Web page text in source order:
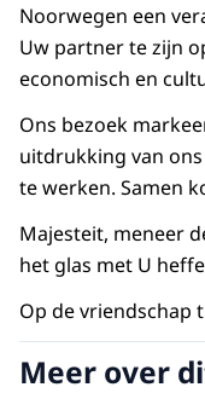
Noorwegen een
Uw partner te zijn
economisch en
Ons bezoek
uitdrukking van
te werken. Samen
Majesteit, meneer
het glas met U
Op de vriendschap
Meer over